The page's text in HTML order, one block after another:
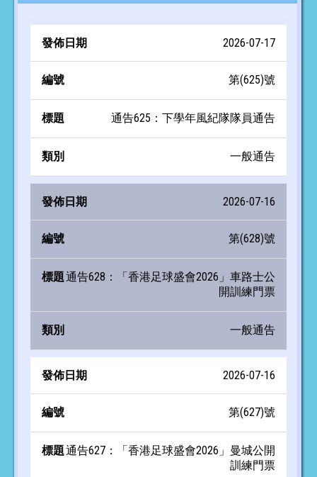
發
佈
期
2026-07-17
第(625)號
通告625：下學年風紀隊隊員通告
一般通告
2026-07-16
第(628)號
通告628：「香港足球盛會2026」車路士公
開訓練門票
一般通告
2026-07-16
第(627)號
通告627：「香港足球盛會2026」曼城公開
訓練門票